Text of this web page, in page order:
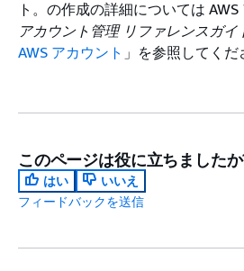
ト。の作成の詳細については
アカウント管理 リファレンスガイ
AWS アカウント 」を参照してくだ
このページは役に立ちましたか
はい
いいえ
フィードバックを送信